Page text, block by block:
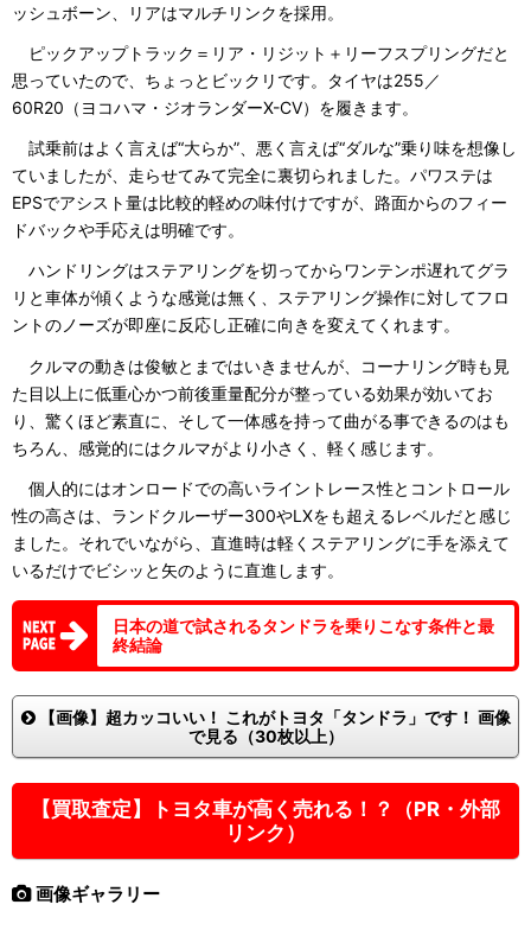
ッシュボーン、リアはマルチリンクを採用。
ピックアップトラック＝リア・リジット＋リーフスプリングだと
思っていたので、ちょっとビックリです。タイヤは255／
60R20（ヨコハマ・ジオランダーX-CV）を履きます。
試乗前はよく言えば“大らか”、悪く言えば“ダルな”乗り味を想像し
ていましたが、走らせてみて完全に裏切られました。パワステは
EPSでアシスト量は比較的軽めの味付けですが、路面からのフィー
ドバックや手応えは明確です。
ハンドリングはステアリングを切ってからワンテンポ遅れてグラ
リと車体が傾くような感覚は無く、ステアリング操作に対してフロ
ントのノーズが即座に反応し正確に向きを変えてくれます。
クルマの動きは俊敏とまではいきませんが、コーナリング時も見
た目以上に低重心かつ前後重量配分が整っている効果が効いてお
り、驚くほど素直に、そして一体感を持って曲がる事できるのはも
ちろん、感覚的にはクルマがより小さく、軽く感じます。
個人的にはオンロードでの高いライントレース性とコントロール
性の高さは、ランドクルーザー300やLXをも超えるレベルだと感じ
ました。それでいながら、直進時は軽くステアリングに手を添えて
いるだけでビシッと矢のように直進します。
日本の道で試されるタンドラを乗りこなす条件と最
終結論
【画像】超カッコいい！ これがトヨタ「タンドラ」です！ 画像
で見る（30枚以上）
【買取査定】トヨタ車が高く売れる！？（PR・外部
リンク）
画像ギャラリー